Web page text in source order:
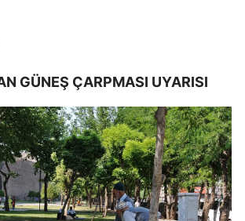
GÜNEŞ ÇARPMASI UYARISI